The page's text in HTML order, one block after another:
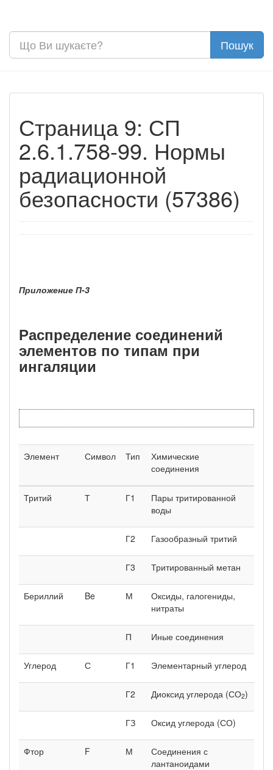
Страница 9: СП
2.6.1.758-99. Нормы
радиационной
безопасности (57386)
Приложение П-3
Распределение соединений
элементов по типам при
ингаляции
Элемент Символ Тип
Химические
соединения
Тритий Т Г1
Пары тритированной
воды
Г2 Газообразный тритий
Г3 Тритированный метан
Бериллий Be М
Оксиды, галогениды,
нитраты
П Иные соединения
Углерод С Г1 Элементарный углерод
Г2 Диоксид углерода (СО2)
ГЗ Оксид углерода (СО)
Фтор F М
Соединения с
лантаноидами